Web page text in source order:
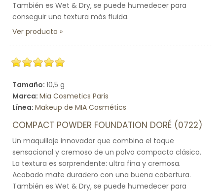
También es Wet & Dry, se puede humedecer para
conseguir una textura más fluida.
Ver producto
Tamaño: 10,5 g
Marca: Mia Cosmetics Paris
Línea: Makeup de MIA Cosmétics
COMPACT POWDER FOUNDATION DORÉ (0722)
Un maquillaje innovador que combina el toque
sensacional y cremoso de un polvo compacto clásico.
La textura es sorprendente: ultra fina y cremosa.
Acabado mate duradero con una buena cobertura.
También es Wet & Dry, se puede humedecer para